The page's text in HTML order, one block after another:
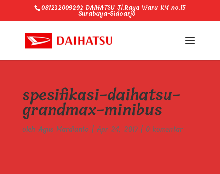
081232009292 DAIHATSU Jl.Raya Waru KM no.15
Surabaya-Sidoarjo
spesifikasi-daihatsu-
grandmax-minibus
oleh Agus Mardianto | Apr 24, 2017| 0 komentar